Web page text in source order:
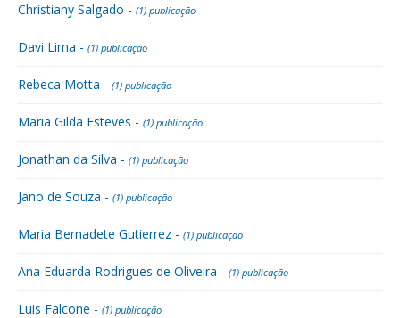
Christiany Salgado - (1) publicação
Davi Lima - (1) publicação
Rebeca Motta - (1) publicação
Maria Gilda Esteves - (1) publicação
Jonathan da Silva - (1) publicação
Jano de Souza - (1) publicação
Maria Bernadete Gutierrez - (1) publicação
Ana Eduarda Rodrigues de Oliveira - (1) publicação
Luis Falcone - (1) publicação